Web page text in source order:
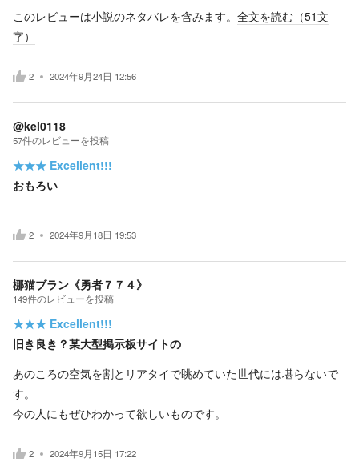
このレビューは小説のネタバレを含みます。 全文を読む（51文
字）
2 2024年9月24日 12:56
@kel0118
57件のレビューを投稿
★★★ Excellent!!!
おもろい
2 2024年9月18日 19:53
梛猫ブラン《勇者７７４》
149件のレビューを投稿
★★★ Excellent!!!
旧き良き？某大型掲示板サイトの
あのころの空気を割とリアタイで眺めていた世代には堪らないで
す。
今の人にもぜひわかって欲しいものです。
2 2024年9月15日 17:22